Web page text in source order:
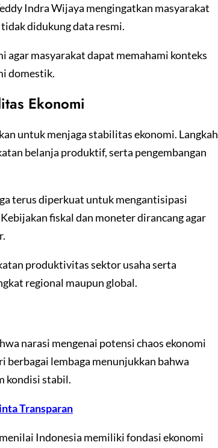
Indra Wijaya mengingatkan masyarakat
didukung data resmi.
agar masyarakat dapat memahami konteks
domestik.
Ekonomi
untuk menjaga stabilitas ekonomi. Langkah
belanja produktif, serta pengembangan
terus diperkuat untuk mengantisipasi
fiskal dan moneter dirancang agar
produktivitas sektor usaha serta
regional maupun global.
narasi mengenai potensi chaos ekonomi
lembaga menunjukkan bahwa
kondisi stabil.
Transparan
Indonesia memiliki fondasi ekonomi